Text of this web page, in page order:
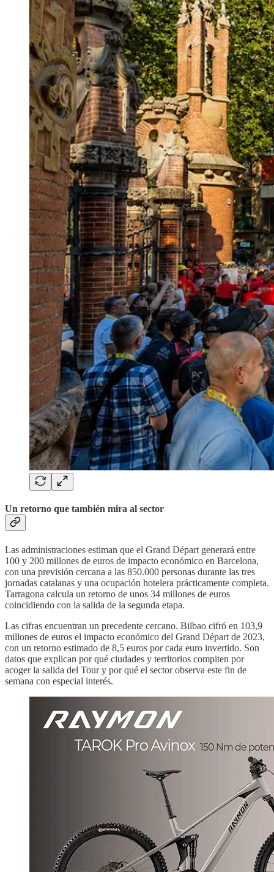
Un retorno que también mira al sector
Las administraciones estiman que el Grand Départ generará entre
100 y 200 millones de euros de impacto económico en Barcelona,
con una previsión cercana a las 850.000 personas durante las tres
jornadas catalanas y una ocupación hotelera prácticamente completa.
Tarragona calcula un retorno de unos 34 millones de euros
coincidiendo con la salida de la segunda etapa.
Las cifras encuentran un precedente cercano. Bilbao cifró en 103,9
millones de euros el impacto económico del Grand Départ de 2023,
con un retorno estimado de 8,5 euros por cada euro invertido. Son
datos que explican por qué ciudades y territorios compiten por
acoger la salida del Tour y por qué el sector observa este fin de
semana con especial interés.